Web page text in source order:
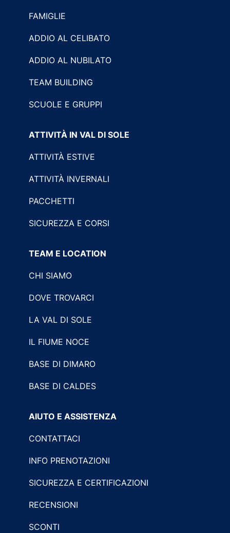
FAMIGLIE
ADDIO AL CELIBATO
ADDIO AL NUBILATO
TEAM BUILDING
SCUOLE E GRUPPI
ATTIVITÀ IN VAL DI SOLE
ATTIVITÀ ESTIVE
ATTIVITÀ INVERNALI
PACCHETTI
SICUREZZA E CORSI
TEAM E LOCATION
CHI SIAMO
DOVE TROVARCI
LA VAL DI SOLE
IL FIUME NOCE
BASE DI DIMARO
BASE DI CALDES
AIUTO E ASSISTENZA
CONTATTACI
INFO PRENOTAZIONI
SICUREZZA E CERTIFICAZIONI
RECENSIONI
SCONTI